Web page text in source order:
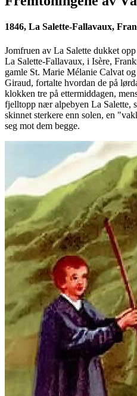
1846, La Salette-Fallavaux,
Jomfruen av La Salette dukket
La Salette-Fallavaux, i Isère,
gamle St. Marie Mélanie Calvat
Giraud, fortalte hvordan de på
klokken tre på ettermiddagen,
fjelltopp nær alpebyen La Salette,
skinnet sterkere enn solen, en
seg mot dem begge.